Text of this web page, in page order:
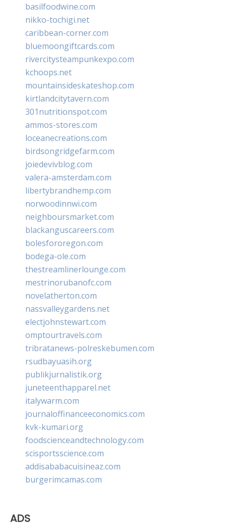
basilfoodwine.com
nikko-tochigi.net
caribbean-corner.com
bluemoongiftcards.com
rivercitysteampunkexpo.com
kchoops.net
mountainsideskateshop.com
kirtlandcitytavern.com
301nutritionspot.com
ammos-stores.com
loceanecreations.com
birdsongridgefarm.com
joiedevivblog.com
valera-amsterdam.com
libertybrandhemp.com
norwoodinnwi.com
neighboursmarket.com
blackanguscareers.com
bolesfororegon.com
bodega-ole.com
thestreamlinerlounge.com
mestrinorubanofc.com
novelatherton.com
nassvalleygardens.net
electjohnstewart.com
omptourtravels.com
tribratanews-polreskebumen.com
rsudbayuasih.org
publikjurnalistik.org
juneteenthapparel.net
italywarm.com
journaloffinanceeconomics.com
kvk-kumari.org
foodscienceandtechnology.com
scisportsscience.com
addisababacuisineaz.com
burgerimcamas.com
ADS